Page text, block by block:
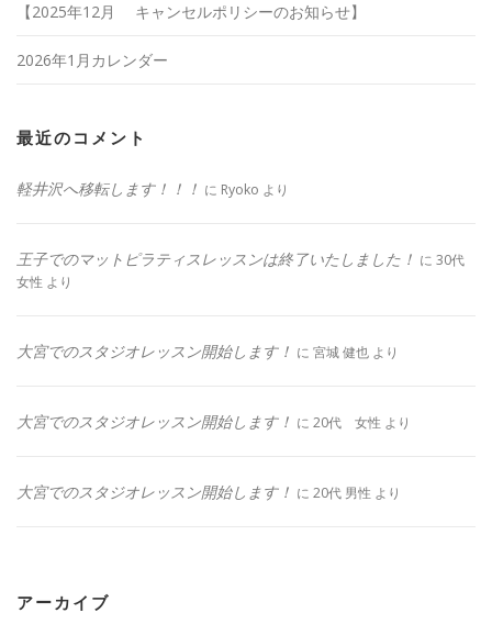
【2025年12月 キャンセルポリシーのお知らせ】
2026年1月カレンダー
最近のコメント
軽井沢へ移転します！！！ に Ryoko より
王子でのマットピラティスレッスンは終了いたしました！ に 30代
女性 より
大宮でのスタジオレッスン開始します！ に 宮城 健也 より
大宮でのスタジオレッスン開始します！ に 20代 女性 より
大宮でのスタジオレッスン開始します！ に 20代 男性 より
アーカイブ